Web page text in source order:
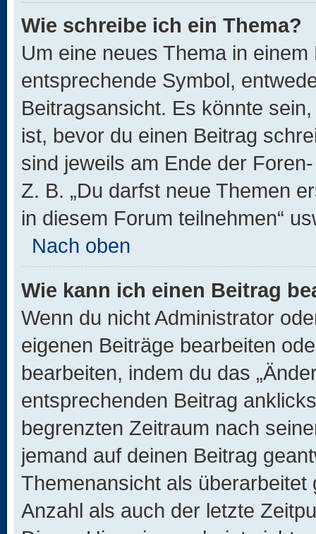
Wie schreibe ich ein Thema?
Um eine neues Thema in
entsprechende Symbol,
Beitragsansicht. Es könnte
ist, bevor du einen Beitrag
sind jeweils am Ende der
Z. B. „Du darfst neue Themen
in diesem Forum teilnehmen“
Nach oben
Wie kann ich einen Beitrag
Wenn du nicht Administrator
eigenen Beiträge bearbeiten
bearbeiten, indem du das
entsprechenden Beitrag
begrenzten Zeitraum nach
jemand auf deinen Beitrag
Themenansicht als
Anzahl als auch der letzte